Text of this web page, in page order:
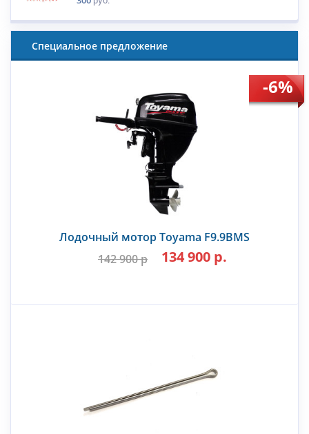
Специальное предложение
-6%
Лодочный мотор Toyama F9.9BMS
142 900 р
134 900 р.